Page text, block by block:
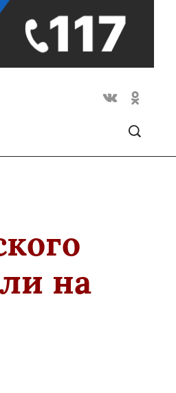
на